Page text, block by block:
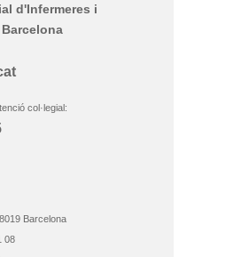
d'Infermeres i
col·legial:
Barcelona
08